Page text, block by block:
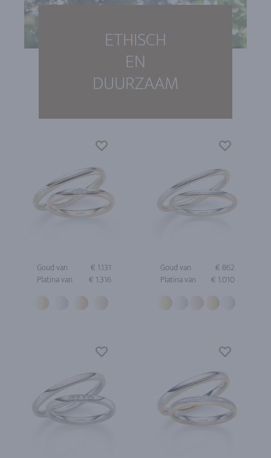
ETHISCH
EN
DUURZAAM
Goud van
€ 1.131
Platina van
€ 1.316
Goud van
€ 862
Platina van
€ 1.010